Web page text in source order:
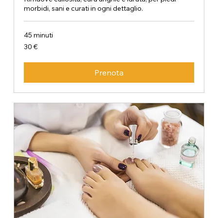
morbidi, sani e curati in ogni dettaglio.
45 minuti
30
euro
30 €
Prenota